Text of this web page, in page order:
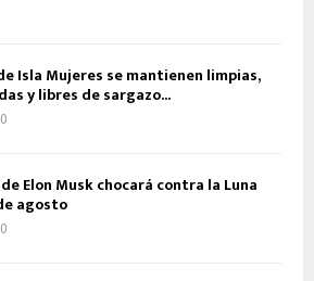
Isla Mujeres se mantienen limpias,
y libres de sargazo...
0
Elon Musk chocará contra la Luna
agosto
0